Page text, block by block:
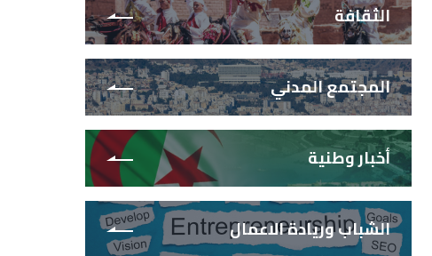
الثقافة
المجتمع المدني
أخبار وطنية
الشباب وريادة الاعمال